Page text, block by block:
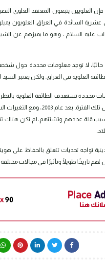
العلويين يتبعون المعتقد العلوي
السائدة في العراق. العلويون
عليه السلام ، وهو ما يميزهم عن
حاليًا، لا توجد معلومات محددة
العلوية في العراق. ولكن يعتبر السيد
محددة تستهدف الطائفة العلوية
الدينية والإثنية من
وبسبب قلة عددهم وتشتتهم، لم تكن
دينية تواجه تحديات تتعلق بالحفاظ
تاريخًا طويلًا وتأثيرًا في مجالات مختلفة